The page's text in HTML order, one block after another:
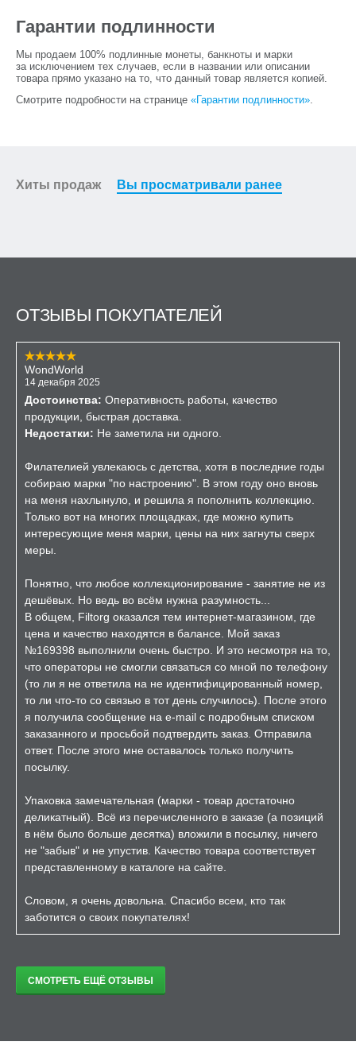
Гарантии подлинности
Мы продаем 100% подлинные монеты, банкноты и марки
за исключением тех случаев, если в названии или описании
товара прямо указано на то, что данный товар является копией.
Смотрите подробности на странице «Гарантии подлинности».
Хиты продаж Вы просматривали ранее
ОТЗЫВЫ ПОКУПАТЕЛЕЙ
WondWorld
14 декабря 2025
Достоинства: Оперативность работы, качество
продукции, быстрая доставка.
Недостатки: Не заметила ни одного.
Филателией увлекаюсь с детства, хотя в последние годы
собираю марки "по настроению". В этом году оно вновь
на меня нахлынуло, и решила я пополнить коллекцию.
Только вот на многих площадках, где можно купить
интересующие меня марки, цены на них загнуты сверх
меры.
Понятно, что любое коллекционирование - занятие не из
дешёвых. Но ведь во всём нужна разумность...
В общем, Filtorg оказался тем интернет-магазином, где
цена и качество находятся в балансе. Мой заказ
№169398 выполнили очень быстро. И это несмотря на то,
что операторы не смогли связаться со мной по телефону
(то ли я не ответила на не идентифицированный номер,
то ли что-то со связью в тот день случилось). После этого
я получила сообщение на e-mail с подробным списком
заказанного и просьбой подтвердить заказ. Отправила
ответ. После этого мне оставалось только получить
посылку.
Упаковка замечательная (марки - товар достаточно
деликатный). Всё из перечисленного в заказе (а позиций
в нём было больше десятка) вложили в посылку, ничего
не "забыв" и не упустив. Качество товара соответствует
представленному в каталоге на сайте.
Словом, я очень довольна. Спасибо всем, кто так
заботится о своих покупателях!
СМОТРЕТЬ ЕЩЁ ОТЗЫВЫ